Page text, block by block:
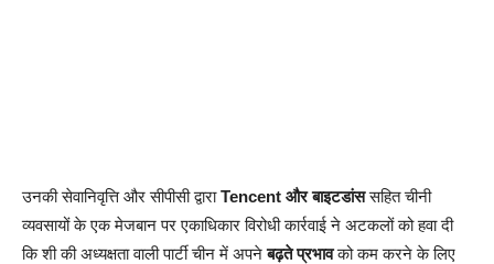
उनकी सेवानिवृत्ति और सीपीसी द्वाराTencent और बाइटडांससहित चीनी
व्यवसायों के एक मेजबान पर एकाधिकार विरोधी कार्रवाई ने अटकलों को हवा दी
कि शी की अध्यक्षता वाली पार्टी चीन में अपनेबढ़ते प्रभावको कम करने के लिए